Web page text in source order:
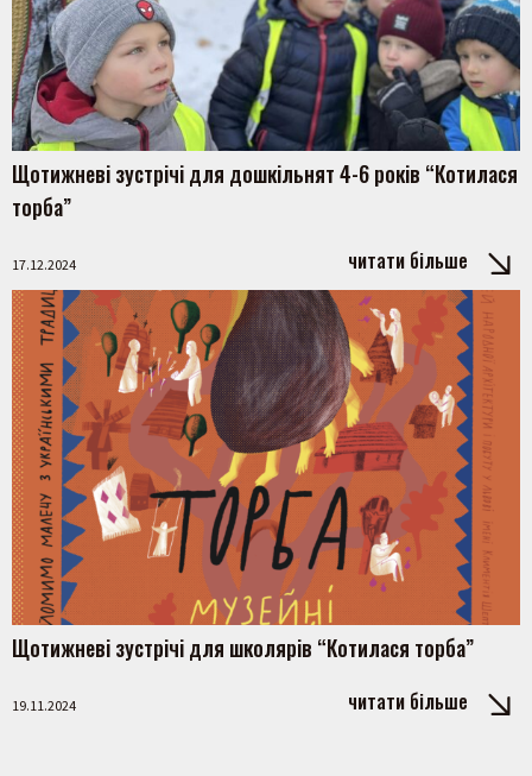
Щотижневі зустрічі для дошкільнят 4-6 років “Котилася
торба”
17.12.2024 читати більше
Щотижневі зустрічі для школярів “Котилася торба”
19.11.2024 читати більше